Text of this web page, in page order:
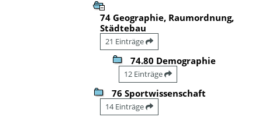
74 Geographie, Raumordnung,
Städtebau
21 Einträge
74.80 Demographie
12 Einträge
76 Sportwissenschaft
14 Einträge